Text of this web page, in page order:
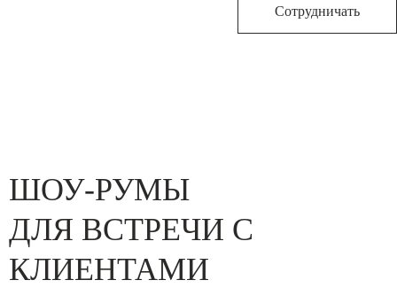
Сотрудничать
ШОУ-РУМЫ
ДЛЯ ВСТРЕЧИ С
КЛИЕНТАМИ